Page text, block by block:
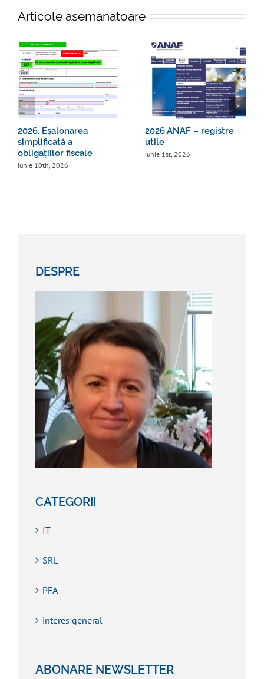
Articole asemanatoare
2026. Eșalonarea
simplificată a
obligațiilor fiscale
iunie 10th, 2026
2026.ANAF – registre
utile
iunie 1st, 2026
DESPRE
CATEGORII
IT
SRL
PFA
interes general
ABONARE NEWSLETTER